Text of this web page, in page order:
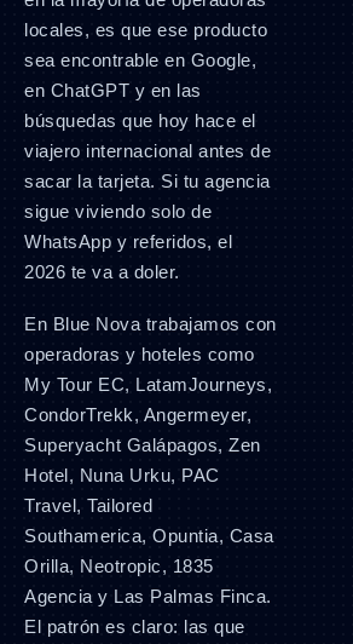
locales, es que ese producto
sea encontrable en Google,
en ChatGPT y en las
búsquedas que hoy hace el
viajero internacional antes de
sacar la tarjeta. Si tu agencia
sigue viviendo solo de
WhatsApp y referidos, el
2026 te va a doler.
En Blue Nova trabajamos con
operadoras y hoteles como
My Tour EC, LatamJourneys,
CondorTrekk, Angermeyer,
Superyacht Galápagos, Zen
Hotel, Nuna Urku, PAC
Travel, Tailored
Southamerica, Opuntia, Casa
Orilla, Neotropic, 1835
Agencia y Las Palmas Finca.
El patrón es claro: las que